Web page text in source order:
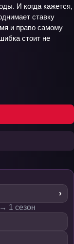
И когда кажется,
ставку
и право самому
стоит не
›
1 сезон